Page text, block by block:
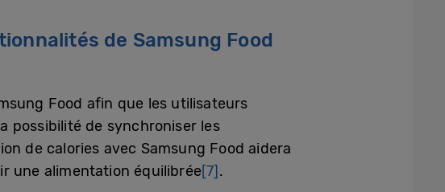
de Samsung Food
Food afin que les utilisateurs
possibilité de synchroniser les
de calories avec Samsung Food aidera
une alimentation équilibrée[7] .